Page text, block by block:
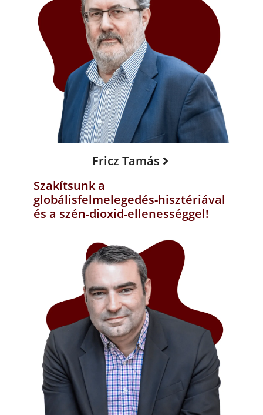
Fricz Tamás
Szakítsunk a
globálisfelmelegedés-hisztériával
és a szén-dioxid-ellenességgel!